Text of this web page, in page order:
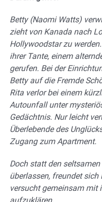
Betty (Naomi Watts)
zieht von Kanada nach
Hollywoodstar zu
ihrer Tante, einem
gerufen. Bei der
Betty auf die Fremde
Rita verlor bei einem
Autounfall unter
Gedächtnis. Nur leicht
Überlebende des
Zugang zum Apartment.
Doch statt den
überlassen, freundet
versucht gemeinsam mit